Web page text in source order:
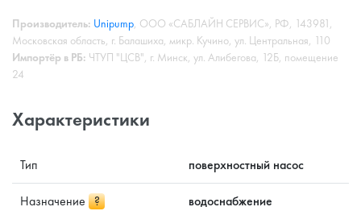
Производитель: Unipump, ООО «САБЛАЙН СЕРВИС», РФ, 143981,
Московская область, г. Балашиха, микр. Кучино, ул. Центральная, 110
Импортёр в РБ: ЧТУП "ЦСВ", г. Минск, ул. Алибегова, 12Б, помещение
24
Характеристики
Тип поверхностный насос
Назначение ? водоснабжение